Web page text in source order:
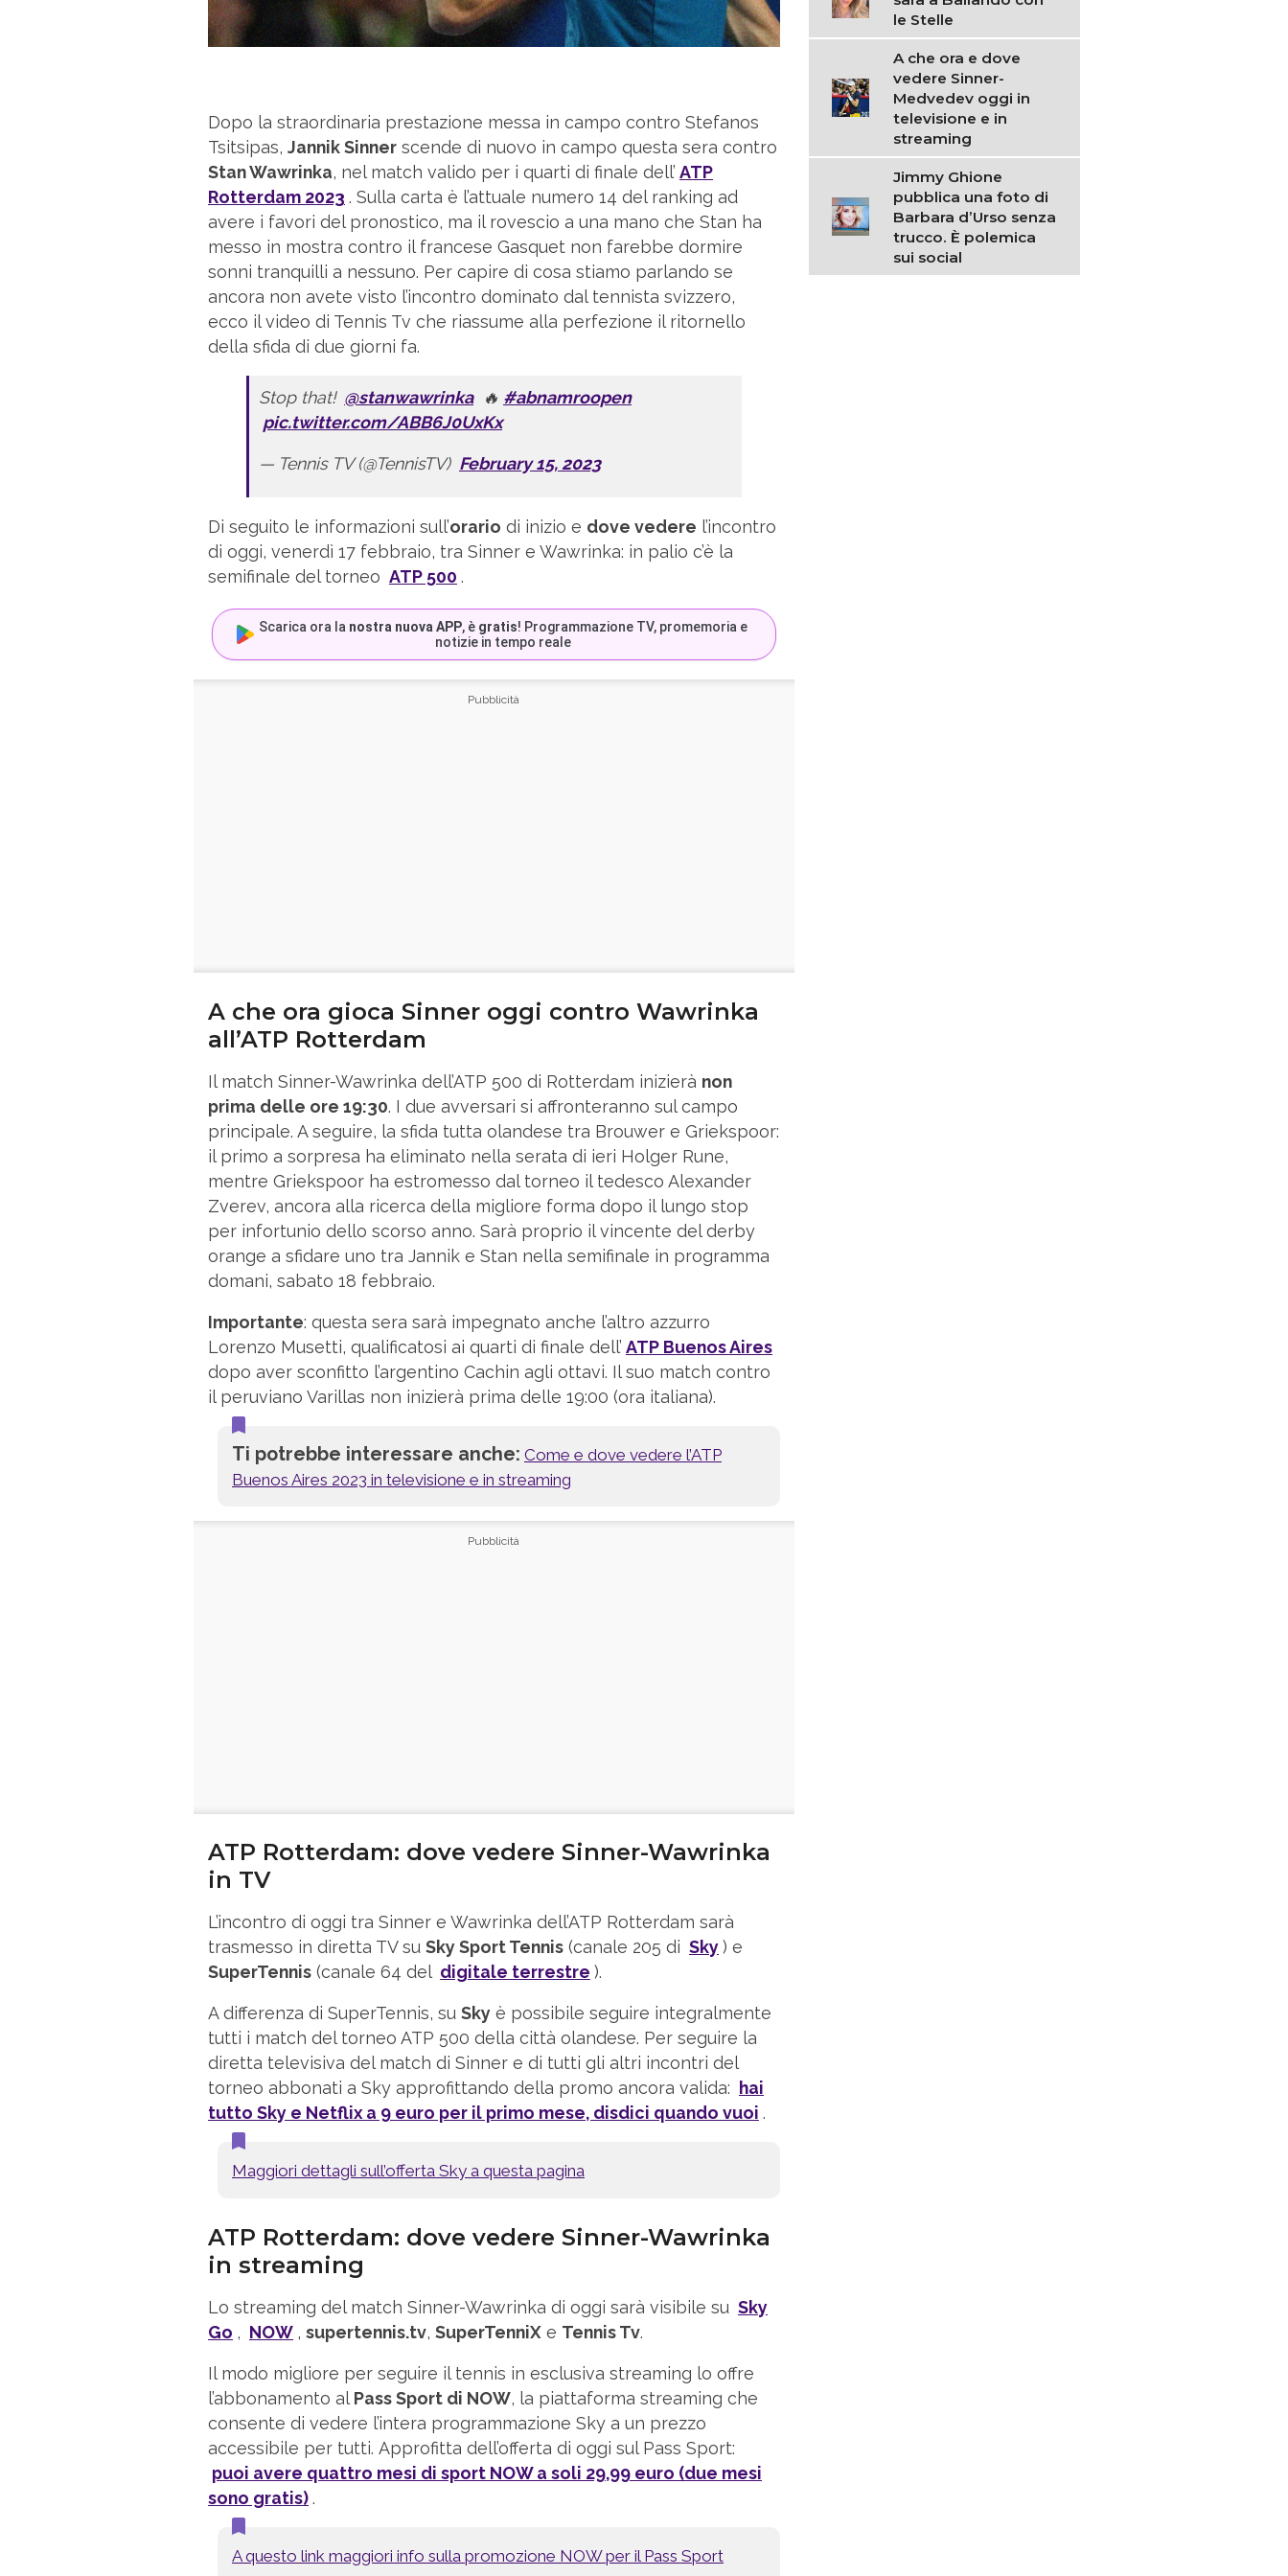
Dopo la straordinaria prestazione messa in campo contro Stefanos
Tsitsipas, Jannik Sinner scende di nuovo in campo questa sera contro
Stan Wawrinka, nel match valido per i quarti di finale dell’ ATP
Rotterdam 2023 . Sulla carta è l’attuale numero 14 del ranking ad
avere i favori del pronostico, ma il rovescio a una mano che Stan ha
messo in mostra contro il francese Gasquet non farebbe dormire
sonni tranquilli a nessuno. Per capire di cosa stiamo parlando se
ancora non avete visto l’incontro dominato dal tennista svizzero,
ecco il video di Tennis Tv che riassume alla perfezione il ritornello
della sfida di due giorni fa.
Stop that! @stanwawrinka 🔥 #abnamroopen
pic.twitter.com/ABB6J0UxKx
— Tennis TV (@TennisTV) February 15, 2023
Di seguito le informazioni sull’orario di inizio e dove vedere l’incontro
di oggi, venerdì 17 febbraio, tra Sinner e Wawrinka: in palio c’è la
semifinale del torneo ATP 500 .
Scarica ora la nostra nuova APP, è gratis! Programmazione TV, promemoria e
notizie in tempo reale
A che ora gioca Sinner oggi contro Wawrinka
all’ATP Rotterdam
Il match Sinner-Wawrinka dell’ATP 500 di Rotterdam inizierà non
prima delle ore 19:30. I due avversari si affronteranno sul campo
principale. A seguire, la sfida tutta olandese tra Brouwer e Griekspoor:
il primo a sorpresa ha eliminato nella serata di ieri Holger Rune,
mentre Griekspoor ha estromesso dal torneo il tedesco Alexander
Zverev, ancora alla ricerca della migliore forma dopo il lungo stop
per infortunio dello scorso anno. Sarà proprio il vincente del derby
orange a sfidare uno tra Jannik e Stan nella semifinale in programma
domani, sabato 18 febbraio.
Importante: questa sera sarà impegnato anche l’altro azzurro
Lorenzo Musetti, qualificatosi ai quarti di finale dell’ ATP Buenos Aires
dopo aver sconfitto l’argentino Cachin agli ottavi. Il suo match contro
il peruviano Varillas non inizierà prima delle 19:00 (ora italiana).
Ti potrebbe interessare anche: Come e dove vedere l’ATP
Buenos Aires 2023 in televisione e in streaming
ATP Rotterdam: dove vedere Sinner-Wawrinka
in TV
L’incontro di oggi tra Sinner e Wawrinka dell’ATP Rotterdam sarà
trasmesso in diretta TV su Sky Sport Tennis (canale 205 di Sky) e
SuperTennis (canale 64 del digitale terrestre ).
A differenza di SuperTennis, su Sky è possibile seguire integralmente
tutti i match del torneo ATP 500 della città olandese. Per seguire la
diretta televisiva del match di Sinner e di tutti gli altri incontri del
torneo abbonati a Sky approfittando della promo ancora valida:
hai
tutto Sky e Netflix a 9 euro per il primo mese, disdici quando vuoi .
Maggiori dettagli sull’offerta Sky a questa pagina
ATP Rotterdam: dove vedere Sinner-Wawrinka
in streaming
Lo streaming del match Sinner-Wawrinka di oggi sarà visibile su Sky
Go , NOW , supertennis.tv, SuperTenniX e Tennis Tv.
Il modo migliore per seguire il tennis in esclusiva streaming lo offre
l’abbonamento al Pass Sport di NOW, la piattaforma streaming che
consente di vedere l’intera programmazione Sky a un prezzo
accessibile per tutti. Approfitta dell’offerta di oggi sul Pass Sport:
puoi avere quattro mesi di sport NOW a soli 29,99 euro (due mesi
sono gratis).
A questo link maggiori info sulla promozione NOW per il Pass Sport
le Stelle
A che ora e dove
vedere Sinner-
Medvedev oggi in
televisione e in
streaming
Jimmy Ghione
pubblica una foto di
Barbara d’Urso senza
trucco. È polemica
sui social